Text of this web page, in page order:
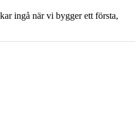
ingå när vi bygger ett första,